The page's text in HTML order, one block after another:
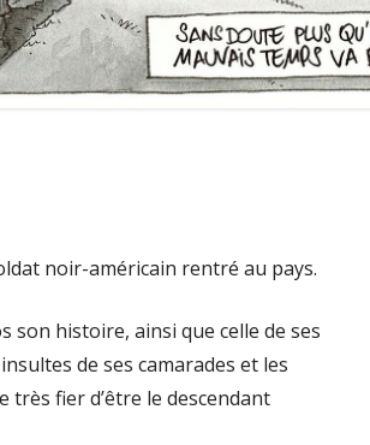
noir-américain rentré au pays.
son histoire, ainsi que celle de ses
de ses camarades et les
fier d’être le descendant